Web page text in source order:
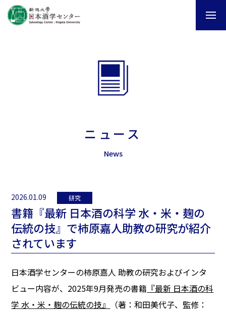
ニュース
News
2026.01.09 研究
書籍『最新 日本酒の科学 水・米・麹の
伝統の技』で柿原嘉人助教の研究が紹介
されています
日本酒学センターの柿原嘉人 助教の研究およびインタ
ビュー内容が、2025年9月発売の書籍 『最新 日本酒の科
学 水・米・麹の伝統の技』
（著：和田美代子、監修：